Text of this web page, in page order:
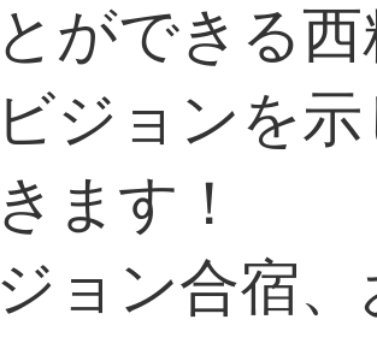
ができる
ジョンを
ます！
ョン合宿